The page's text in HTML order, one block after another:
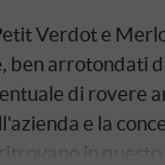
Verdot e
ben arrotondati
di rovere
e la
in